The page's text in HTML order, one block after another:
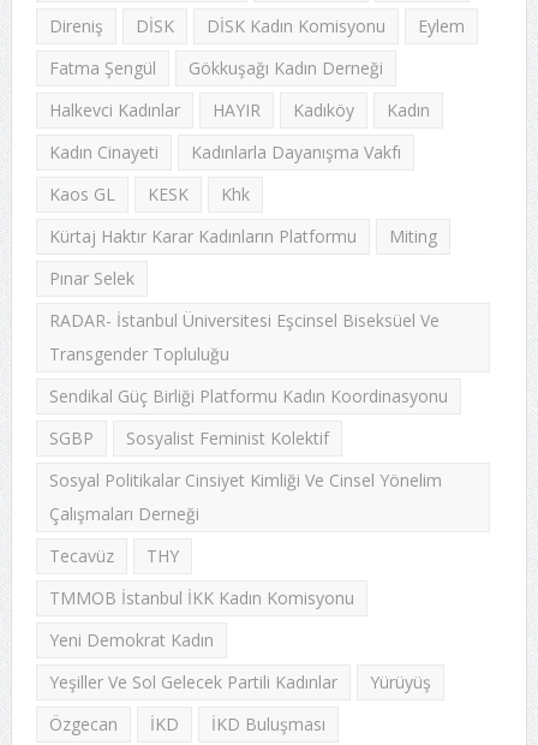
Direniş
DİSK DİSK Kadın Komisyonu
Eylem
Fatma Şengül
Gökkuşağı Kadın Derneği
Halkevci Kadınlar
HAYIR Kadıköy
Kadın
Kadın Cinayeti
Kadınlarla Dayanışma Vakfı
Kaos GL
KESK
Khk
Kürtaj Haktır Karar Kadınların Platformu
Miting
Pınar Selek
RADAR- İstanbul Üniversitesi Eşcinsel Biseksüel Ve
Transgender Topluluğu
Sendikal Güç Birliği Platformu Kadın Koordinasyonu
SGBP
Sosyalist Feminist Kolektif
Sosyal Politikalar Cinsiyet Kimliği Ve Cinsel Yönelim
Çalışmaları Derneği
Tecavüz
THY
TMMOB İstanbul İKK Kadın Komisyonu
Yeni Demokrat Kadın
Yeşiller Ve Sol Gelecek Partili Kadınlar
Yürüyüş
Özgecan
İKD İKD Buluşması